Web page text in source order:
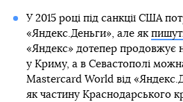
У 2015 році під санкції США
«Яндекс.Деньги», але як
«Яндекс» дотепер продовжує
у Криму, а в Севастополі
Mastercard World від
як частину Краснодарського